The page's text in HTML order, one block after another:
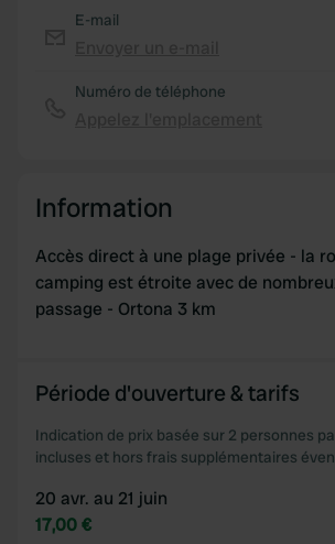
may combine it with other information
E-mail
Numéro de téléphone
Information
Accès direct à une plage privée - la
camping est étroite avec de
passage - Ortona 3 km
Période d'ouverture & tarifs
Indication de prix basée sur 2 personnes
incluses et hors frais supplémentaires
20 avr. au 21 juin
17,00 €